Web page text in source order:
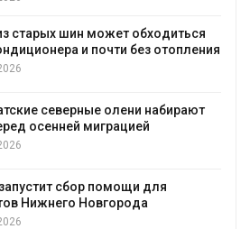
отопления
Названы
России
Тайфун,